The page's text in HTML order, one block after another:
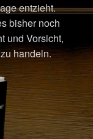
entzieht.
bisher noch
und Vorsicht,
handeln.